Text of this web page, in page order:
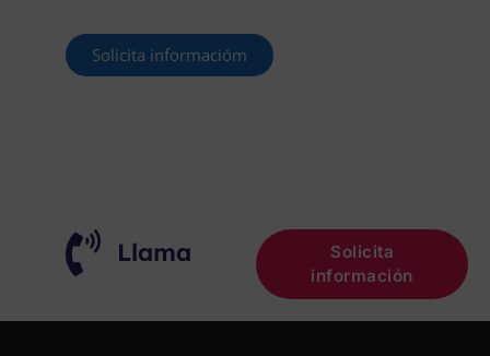
Solicita informacióm
Llama
Solicita
información